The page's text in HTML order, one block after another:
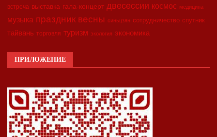
встреча выставка гала-концерт двесессии космос медицина
музыка праздник весны синьцзян сотрудничество спутник
тайвань торговля туризм экология экономика
ПРИЛОЖЕНИЕ